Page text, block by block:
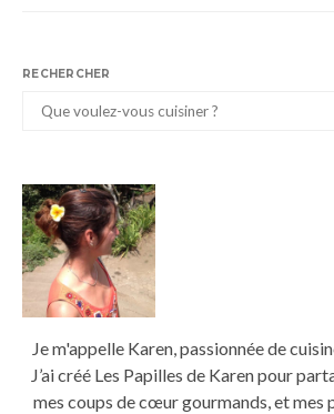
RECHERCHER
Je m'appelle Karen, passionnée de
J’ai créé Les Papilles de Karen pour
mes coups de cœur gourmands, et mes